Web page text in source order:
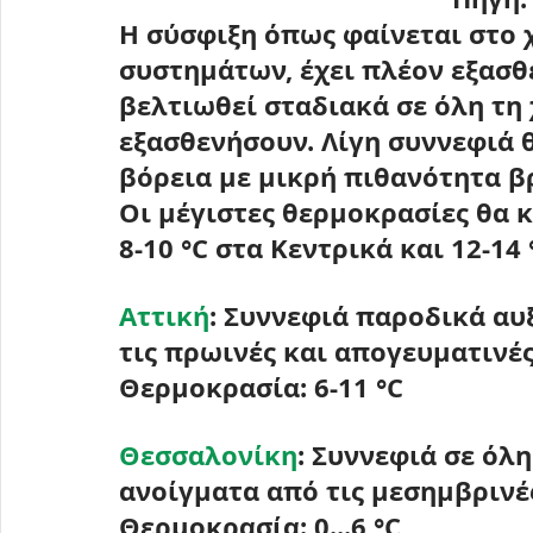
Η σύσφιξη όπως φαίνεται
συστημάτων, έχει πλέον
βελτιωθεί σταδιακά σε όλη
εξασθενήσουν. Λίγη συννεφιά
βόρεια με μικρή πιθανότητα
Οι μέγιστες θερμοκρασίες
8-10 °C στα Κεντρικά και 12-14
Αττική: Συννεφιά παροδικά
τις πρωινές και
Θερμοκρασία: 6-11 °C
Θεσσαλονίκη: Συννεφιά σε
ανοίγματα από τις